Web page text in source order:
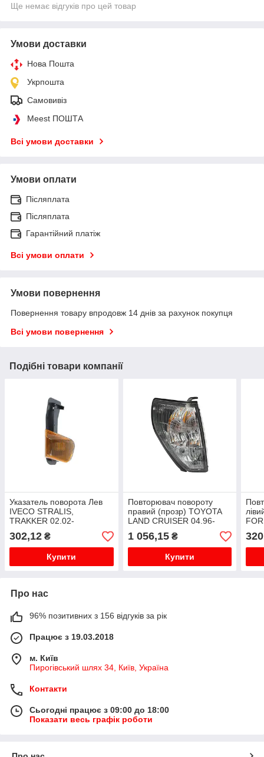
Ще немає відгуків про цей товар
Умови доставки
Нова Пошта
Укрпошта
Самовивіз
Meest ПОШТА
Всі умови доставки
Умови оплати
Післяплата
Післяплата
Гарантійний платіж
Всі умови оплати
Умови повернення
Повернення товару впродовж 14 днів за рахунок покупця
Всі умови повернення
Подібні товари компанії
Указатель поворота Лев
IVECO STRALIS,
TRAKKER 02.02-
302,12 ₴
Купити
Повторювач повороту
правий (прозр) TOYOTA
LAND CRUISER 04.96-
09.02
1 056,15₴
Купити
Про нас
96% позитивних з 156 відгуків за рік
Працює з 19.03.2018
м. Київ
Пирогівський шлях 34, Київ, Україна
Контакти
Сьогодні працює з 09:00 до 18:00
Показати весь графік роботи